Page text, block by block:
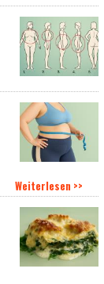
Weiterlesen >>